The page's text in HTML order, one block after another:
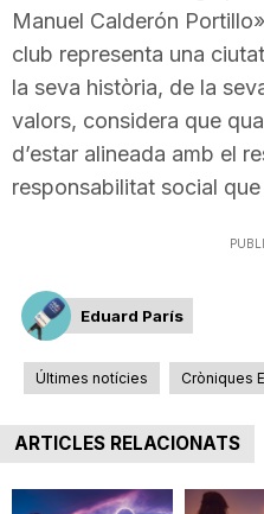
g
o
n
Manuel Calderón
club representa una
la seva història, de la
valors, considera que
d’estar alineada amb el
responsabilitat social
Eduard París
Últimes notícies Cròniques
ARTICLES RELACIONATS